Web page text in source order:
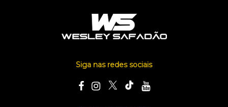
Siga nas redes sociais